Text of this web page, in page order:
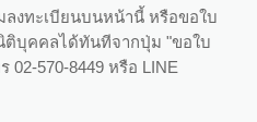
งทะเบียนบนหน้านี้ หรือขอใบ
ติบุคคลได้ทันทีจากปุ่ม "ขอใบ
02-570-8449 หรือ LINE